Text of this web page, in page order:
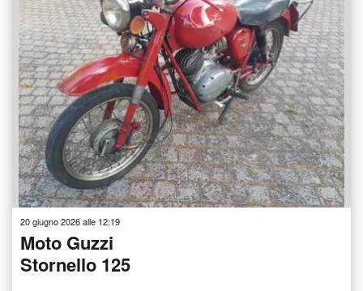
20 giugno 2026 alle 12:19
Moto Guzzi
Stornello 125